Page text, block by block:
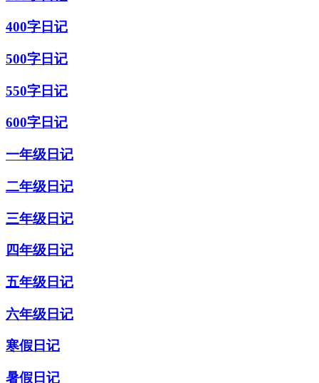
400字日记
500字日记
550字日记
600字日记
一年级日记
二年级日记
三年级日记
四年级日记
五年级日记
六年级日记
寒假日记
暑假日记